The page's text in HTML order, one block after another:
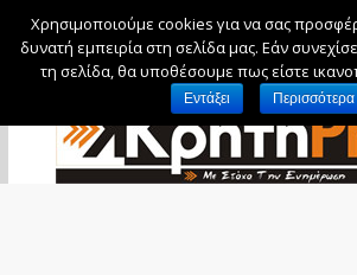
Παρασκευή, 7 Αυγούστου,
Χρησιμοποιούμε cookies για να σας
δυνατή εμπειρία στη σελίδα μας. Εάν
τη σελίδα, θα υποθέσουμε πως είστε
Εντάξει Περισσότερα